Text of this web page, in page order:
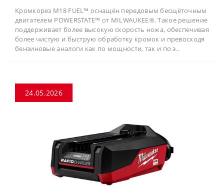
Кромкорез M18 FUEL™ оснащён передовым бесщёточным
двигателем POWERSTATE™ от MILWAUKEE®. Такое решение
поддерживает более высокую скорость ножа, обеспечивая
более чистую и быструю обработку кромок и превосходя
бензиновые аналоги как по мощности, так и по э..
24.05.2026